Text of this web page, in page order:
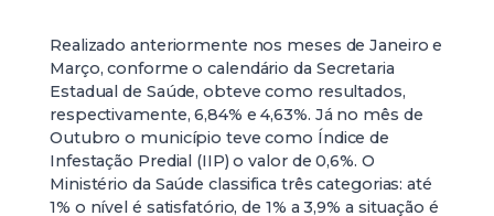
Realizado anteriormente nos meses de Janeiro e
Março, conforme o calendário da Secretaria
Estadual de Saúde, obteve como resultados,
respectivamente, 6,84% e 4,63%. Já no mês de
Outubro o município teve como Índice de
Infestação Predial (IIP) o valor de 0,6%. O
Ministério da Saúde classifica três categorias: até
1% o nível é satisfatório, de 1% a 3,9% a situação é